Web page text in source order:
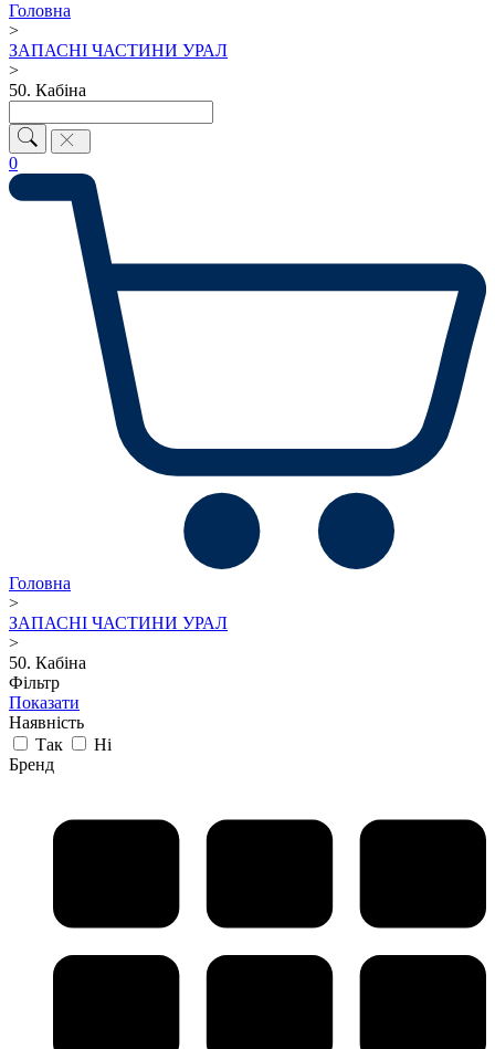
Головна
>
ЗАПАСНІ ЧАСТИНИ УРАЛ
>
50. Кабіна
0
Головна
>
ЗАПАСНІ ЧАСТИНИ УРАЛ
>
50. Кабіна
Фільтр
Показати
Наявність
Так
Ні
Бренд